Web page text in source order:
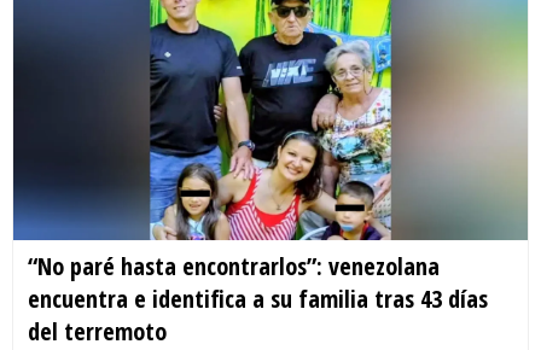
“No paré hasta encontrarlos”: venezolana
encuentra e identifica a su familia tras 43 días
del terremoto